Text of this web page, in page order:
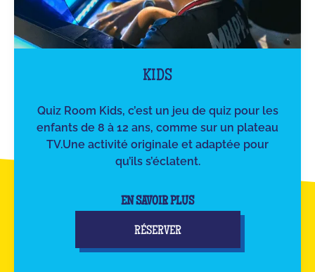
KIDS
Quiz Room Kids, c’est un jeu de quiz pour les
enfants de 8 à 12 ans, comme sur un plateau
TV.Une activité originale et adaptée pour
qu’ils s’éclatent.
EN SAVOIR PLUS
RÉSERVER